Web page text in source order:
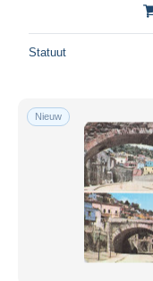
Statuut
Nieuw